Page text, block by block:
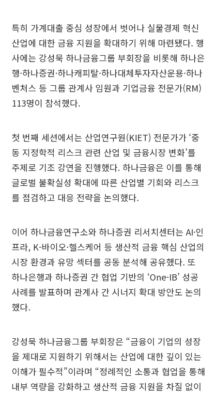
특히 가계대출 중심 성장에서 벗어나 실물경제 혁신
산업에 대한 금융 지원을 확대하기 위해 마련됐다. 행
사에는 강성묵 하나금융그룹 부회장을 비롯해 하나은
행·하나증권·하나캐피탈·하나대체투자자산운용·하나
벤처스 등 그룹 관계사 임원과 기업금융 전문가(RM)
113명이 참석했다.
첫 번째 세션에서는 산업연구원(KIET) 전문가가 ‘중
동 지정학적 리스크 관련 산업 및 금융시장 변화’를
주제로 기조 강연을 진행했다. 하나금융은 이를 통해
글로벌 불확실성 확대에 따른 산업별 기회와 리스크
를 점검하고 대응 전략을 논의했다.
이어 하나금융연구소와 하나증권 리서치센터는 AI·인
프라, K-바이오·헬스케어 등 생산적 금융 핵심 산업의
시장 환경과 유망 섹터를 공동 분석해 공유했다. 또
하나은행과 하나증권 간 협업 기반의 ‘One-IB’ 성공
사례를 발표하며 관계사 간 시너지 확대 방안도 논의
했다.
강성묵 하나금융그룹 부회장은 “금융이 기업의 성장
을 제대로 지원하기 위해서는 산업에 대한 깊이 있는
이해가 필수적”이라며 “정례적인 소통과 협업을 통해
내부 역량을 강화하고 생산적 금융 지원을 차질 없이